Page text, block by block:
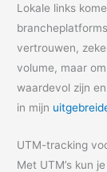
Lokale links
vertrouwen,
volume, maar
waardevol zijn
in mijn
UTM-tracking
Met UTM’s kun